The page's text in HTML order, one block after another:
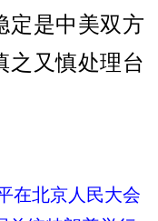
定是中美双方
之又慎处理台
在北京人民大会